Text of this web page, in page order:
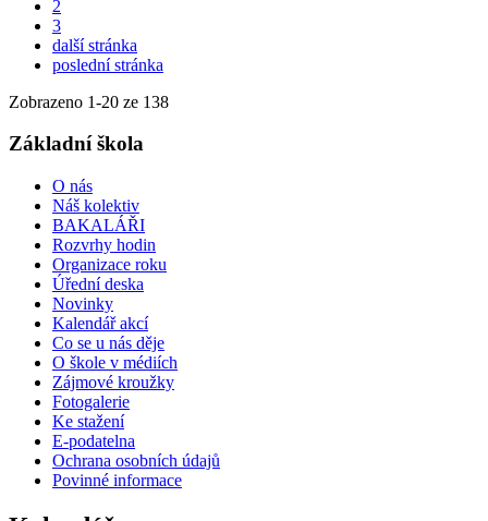
2
3
další stránka
poslední stránka
Zobrazeno 1-20 ze 138
Základní škola
O nás
Náš kolektiv
BAKALÁŘI
Rozvrhy hodin
Organizace roku
Úřední deska
Novinky
Kalendář akcí
Co se u nás děje
O škole v médiích
Zájmové kroužky
Fotogalerie
Ke stažení
E-podatelna
Ochrana osobních údajů
Povinné informace